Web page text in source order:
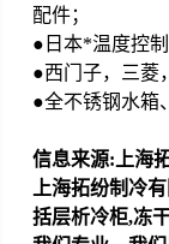
配件；
●日本*温度控
●西门子，三菱
●全不锈钢水箱
信息来源:上海
上海拓纷制冷
括层析冷柜,冻